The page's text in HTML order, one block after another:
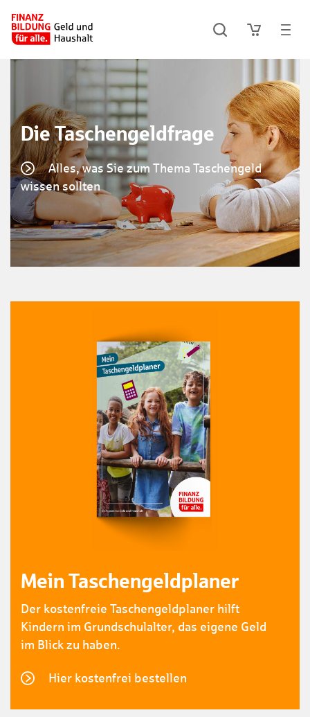
Die Taschengeldfrage
Alles, was Sie zum Thema Taschengeld
wissen sollten
Mein Taschengeldplaner
Der kostenfreie Taschengeldplaner hilft
Kindern im Grundschulalter, das eigene Geld
im Blick zu haben.
Hier kostenfrei bestellen